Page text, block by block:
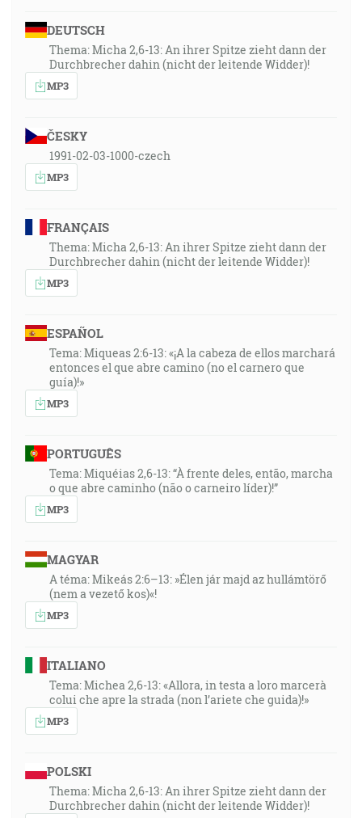
DEUTSCH
Thema: Micha 2,6-13: An ihrer Spitze zieht dann der
Durchbrecher dahin (nicht der leitende Widder)!
MP3
ČESKY
1991-02-03-1000-czech
MP3
FRANÇAIS
Thema: Micha 2,6-13: An ihrer Spitze zieht dann der
Durchbrecher dahin (nicht der leitende Widder)!
MP3
ESPAÑOL
Tema: Miqueas 2:6-13: «¡A la cabeza de ellos marchará
entonces el que abre camino (no el carnero que
guía)!»
MP3
PORTUGUÊS
Tema: Miquéias 2,6-13: “À frente deles, então, marcha
o que abre caminho (não o carneiro líder)!”
MP3
MAGYAR
A téma: Mikeás 2:6–13: »Élen jár majd az hullámtörő
(nem a vezető kos)«!
MP3
ITALIANO
Tema: Michea 2,6-13: «Allora, in testa a loro marcerà
colui che apre la strada (non l’ariete che guida)!»
MP3
POLSKI
Thema: Micha 2,6-13: An ihrer Spitze zieht dann der
Durchbrecher dahin (nicht der leitende Widder)!